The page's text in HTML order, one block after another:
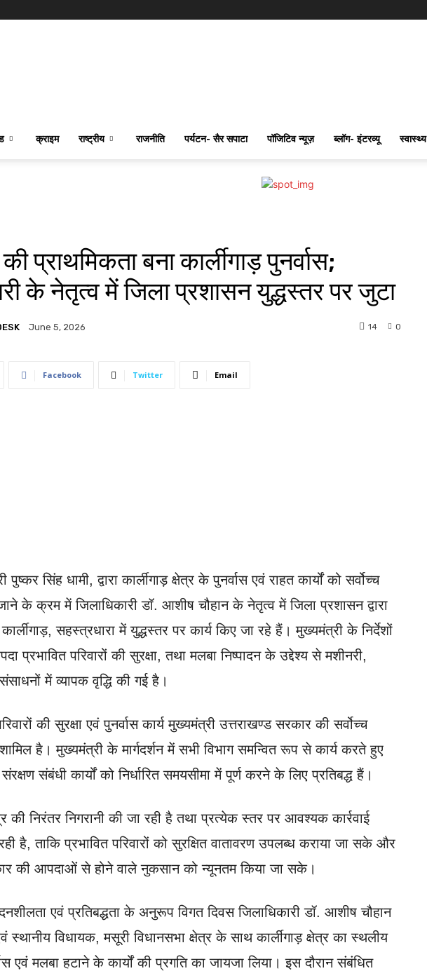
क्राइम राष्ट्रीय राजनीति पर्यटन- सैर सपाटा पॉजिटिव न्यूज़ ब्लॉग- इंटरव्यू स्वास्थ्य
प्राथमिकता बना कार्लीगाड़ पुनर्वास;
के नेतृत्व में जिला प्रशासन युद्धस्तर पर जुटा
June 5, 2026 0
14
Facebook Twitter Email
सिंह धामी, द्वारा कार्लीगाड़ क्षेत्र के पुनर्वास एवं राहत कार्यों को सर्वोच्च
के क्रम में जिलाधिकारी डॉ. आशीष चौहान के नेतृत्व में जिला प्रशासन द्वारा
सहस्त्रधारा में युद्धस्तर पर कार्य किए जा रहे हैं। मुख्यमंत्री के निर्देशों
प्रभावित परिवारों की सुरक्षा, तथा मलबा निष्पादन के उद्देश्य से मशीनरी,
में व्यापक वृद्धि की गई है।
की सुरक्षा एवं पुनर्वास कार्य मुख्यमंत्री उत्तराखण्ड सरकार की सर्वोच्च
है। मुख्यमंत्री के मार्गदर्शन में सभी विभाग समन्वित रूप से कार्य करते हुए
संबंधी कार्यों को निर्धारित समयसीमा में पूर्ण करने के लिए प्रतिबद्ध हैं।
की निरंतर निगरानी की जा रही है तथा प्रत्येक स्तर पर आवश्यक कार्रवाई
है, ताकि प्रभावित परिवारों को सुरक्षित वातावरण उपलब्ध कराया जा सके और
की आपदाओं से होने वाले नुकसान को न्यूनतम किया जा सके।
एवं प्रतिबद्धता के अनुरूप विगत दिवस जिलाधिकारी डॉ. आशीष चौहान
स्थानीय विधायक, मसूरी विधानसभा क्षेत्र के साथ कार्लीगाड़ क्षेत्र का स्थलीय
एवं मलबा हटाने के कार्यों की प्रगति का जायजा लिया। इस दौरान संबंधित